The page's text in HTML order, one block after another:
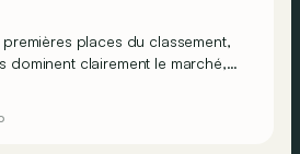
places du classement,
dominent clairement le marché,